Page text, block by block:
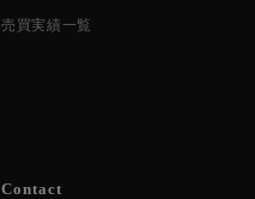
売買実績一覧
Contact